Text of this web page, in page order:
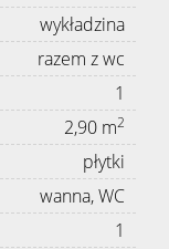
wykładzina
razem z wc
1
2,90 m2
płytki
wanna, WC
1